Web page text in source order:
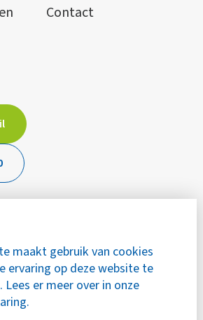
maakt gebruik van cookies
ervaring op deze website te
Lees er meer over in onze
Contact